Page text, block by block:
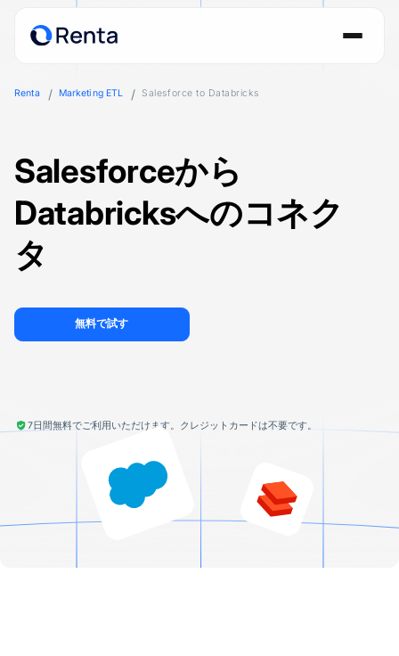
Renta Marketing ETL Salesforce to Databricks
Salesforceから
Databricksへのコネク
タ
無料で試す
7日間無料でご利用いただけます。クレジットカードは不要です。